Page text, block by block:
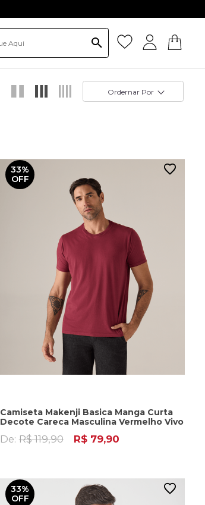
Ordernar Por
33%
OFF
Camiseta Makenji Basica Manga Curta
Decote Careca Masculina Vermelho Vivo
De: R$ 119,90 R$ 79,90
33%
OFF